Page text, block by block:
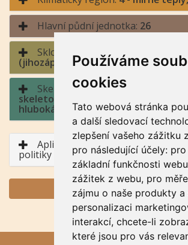
Používáme
cookies
Tato webová stránka
a další sledovací
zlepšení vašeho zážitku
pro následující účely:
základní funkčnosti webu
zážitek z webu, pro
zájmu o naše produkty
personalizaci
interakcí, chcete-li
které jsou pro vás
Hlavní půdní jednotka: 26
Sklonitost a expozice:
4 -
(jihozápad až jihovýchod)
Skeletovitost a hloubka půdy:
skeletovitá / půda hluboká,
hluboká
Aplikace BPEJ v rámci
politiky
GENERUJ PDF